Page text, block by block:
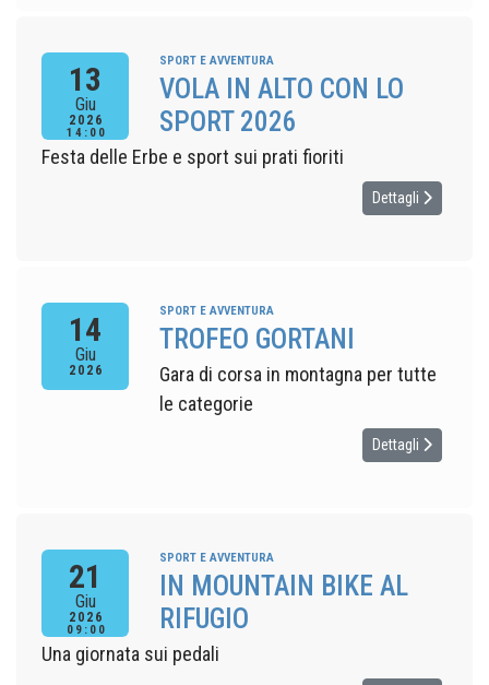
13
Giu
2026
14:00
SPORT E AVVENTURA
VOLA IN ALTO CON LO
SPORT 2026
Festa delle Erbe e sport sui prati fioriti
Dettagli
14
Giu
2026
SPORT E AVVENTURA
TROFEO GORTANI
Gara di corsa in montagna per tutte
le categorie
Dettagli
21
Giu
2026
09:00
SPORT E AVVENTURA
IN MOUNTAIN BIKE AL
RIFUGIO
Una giornata sui pedali